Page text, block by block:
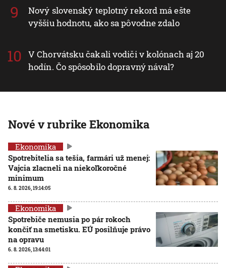
Nový slovenský teplotný rekord má ešte
vyššiu hodnotu, ako sa pôvodne zdalo
V Chorvátsku čakali vodiči v kolónach aj 20
hodín. Čo spôsobilo dopravný nával?
Nové v rubrike Ekonomika
Ekonomika
Spotrebitelia sa tešia, farmári už menej:
Vajcia zlacneli na niekoľkoročné
minimum
6. 8. 2026, 19:14:05
Ekonomika
Spotrebiče nemusia po pár rokoch
končiť na smetisku. EÚ posilňuje právo
na opravu
6. 8. 2026, 13:44:01